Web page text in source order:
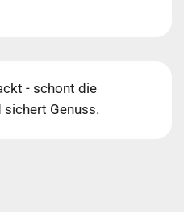
- schont die
sichert Genuss.